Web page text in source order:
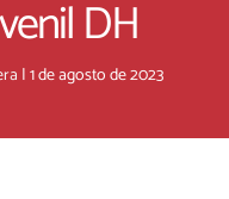
DH
|1 de agosto de 2023